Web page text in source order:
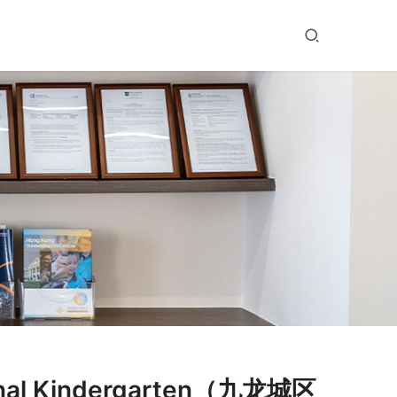
Kindergarten（九龙城区